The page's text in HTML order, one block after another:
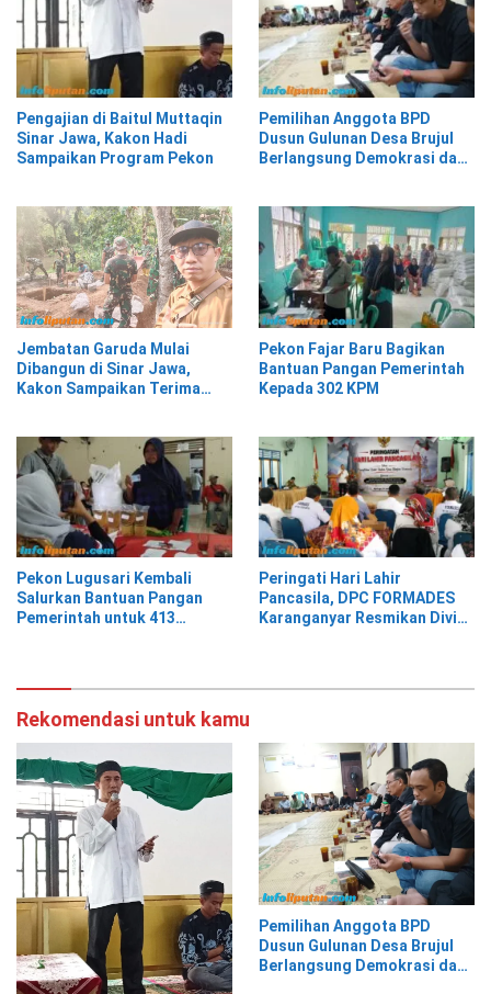
Pengajian di Baitul Muttaqin
Sinar Jawa, Kakon Hadi
Sampaikan Program Pekon
Pemilihan Anggota BPD
Dusun Gulunan Desa Brujul
Berlangsung Demokrasi dan
Jembatan Garuda Mulai
Dibangun di Sinar Jawa,
Kakon Sampaikan Terima
Pekon Fajar Baru Bagikan
Bantuan Pangan Pemerintah
Kepada 302 KPM
Pekon Lugusari Kembali
Salurkan Bantuan Pangan
Pemerintah untuk 413
Peringati Hari Lahir
Pancasila, DPC FORMADES
Karanganyar Resmikan Divisi
Rekomendasi untuk kamu
Pemilihan Anggota BPD
Dusun Gulunan Desa Brujul
Berlangsung Demokrasi dan